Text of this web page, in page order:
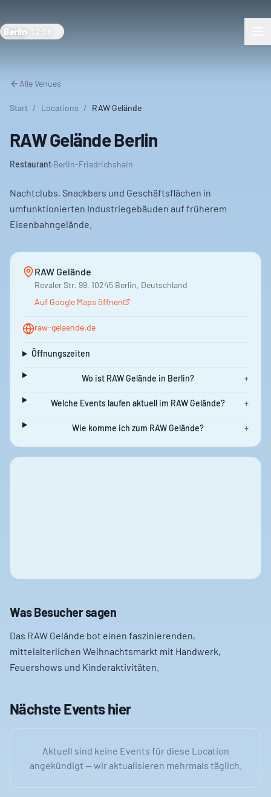
Berlin 12:08
Alle Venues
Start / Locations / RAW Gelände
RAW Gelände Berlin
Restaurant·Berlin-Friedrichshain
Nachtclubs, Snackbars und Geschäftsflächen in
umfunktionierten Industriegebäuden auf früherem
Eisenbahngelände.
RAW Gelände
Revaler Str. 99, 10245 Berlin, Deutschland
Auf Google Maps öffnen
raw-gelaende.de
Öffnungszeiten
Wo ist RAW Gelände in Berlin? +
Welche Events laufen aktuell im RAW Gelände? +
Wie komme ich zum RAW Gelände? +
Was Besucher sagen
Das RAW Gelände bot einen faszinierenden,
mittelalterlichen Weihnachtsmarkt mit Handwerk,
Feuershows und Kinderaktivitäten.
Nächste Events hier
Aktuell sind keine Events für diese Location
angekündigt — wir aktualisieren mehrmals täglich.